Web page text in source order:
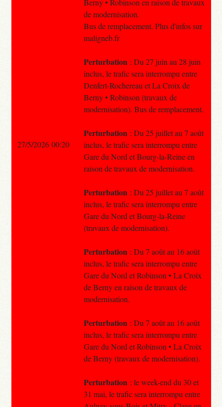
Berny • Robinson en raison de travaux
de modernisation.
Bus de remplacement. Plus d'infos sur
maligneb.fr
Perturbation : Du 27 juin au 28 juin
inclus, le trafic sera interrompu entre
Denfert-Rochereau et La Croix de
Berny • Robinson (travaux de
modernisation). Bus de remplacement.
Perturbation : Du 25 juillet au 7 août
inclus, le trafic sera interrompu entre
Gare du Nord et Bourg-la-Reine en
raison de travaux de modernisation.
Perturbation : Du 25 juillet au 7 août
inclus, le trafic sera interrompu entre
Gare du Nord et Bourg-la-Reine
(travaux de modernisation).
Perturbation : Du 7 août au 16 août
inclus, le trafic sera interrompu entre
Gare du Nord et Robinson • La Croix
de Berny en raison de travaux de
modernisation.
Perturbation : Du 7 août au 16 août
inclus, le trafic sera interrompu entre
Gare du Nord et Robinson • La Croix
de Berny (travaux de modernisation).
Perturbation : le week-end du 30 et
31 mai, le trafic sera interrompu entre
27/5/2026 00:20